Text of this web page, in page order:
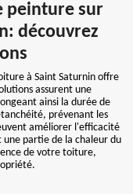
peinture sur
découvrez
à Saint Saturnin offre
assurent une
ainsi la durée de
prévenant les
améliorer l'efficacité
partie de la chaleur du
de votre toiture,